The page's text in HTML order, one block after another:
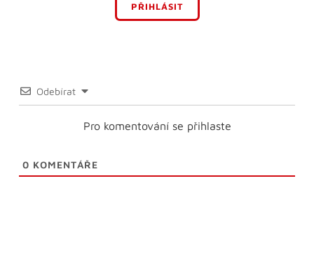
PŘIHLÁSIT
Odebírat
Pro komentování se přihlaste
0 KOMENTÁŘE